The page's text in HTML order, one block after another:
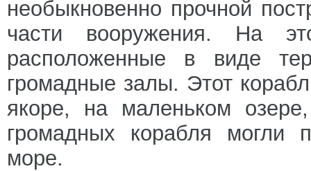
необыкновенно прочной
части вооружения. На
расположенные в виде
громадные залы. Этот
якоре, на маленьком
громадных корабля могли
море.